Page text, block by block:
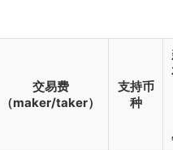
交易费
（maker/taker）
支持币
种